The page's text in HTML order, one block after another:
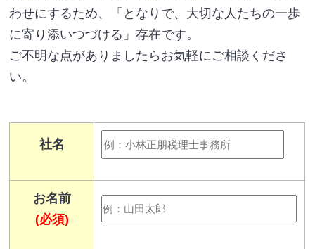
わせにするため、「となりで、大切な人たちの一歩
に寄り添いつづける」存在です。
ご不明な点がありましたらお気軽にご相談くださ
い。
社名
お名前
(必須)